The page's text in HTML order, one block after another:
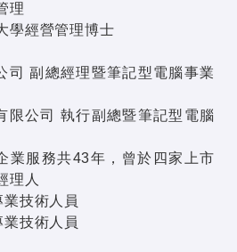
理
學經營管理博士
司 副總經理暨筆記型電腦事業
限公司 執行副總暨筆記型電腦
業服務共43年，曾於四家上市
理人
技術人員
技術人員